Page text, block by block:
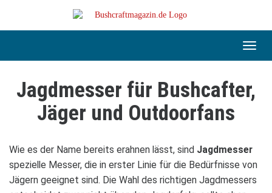
main
Jagd­mes­ser für Bush­caf­ter,
Jäger und Out­door­fans
Wie es der Name bereits erah­nen lässt, sind Jagd­mes­ser
spe­zi­elle Mes­ser, die in ers­ter Linie für die Bedürf­nisse von
Jägern geeig­net sind. Die Wahl des rich­ti­gen Jagd­mes­sers